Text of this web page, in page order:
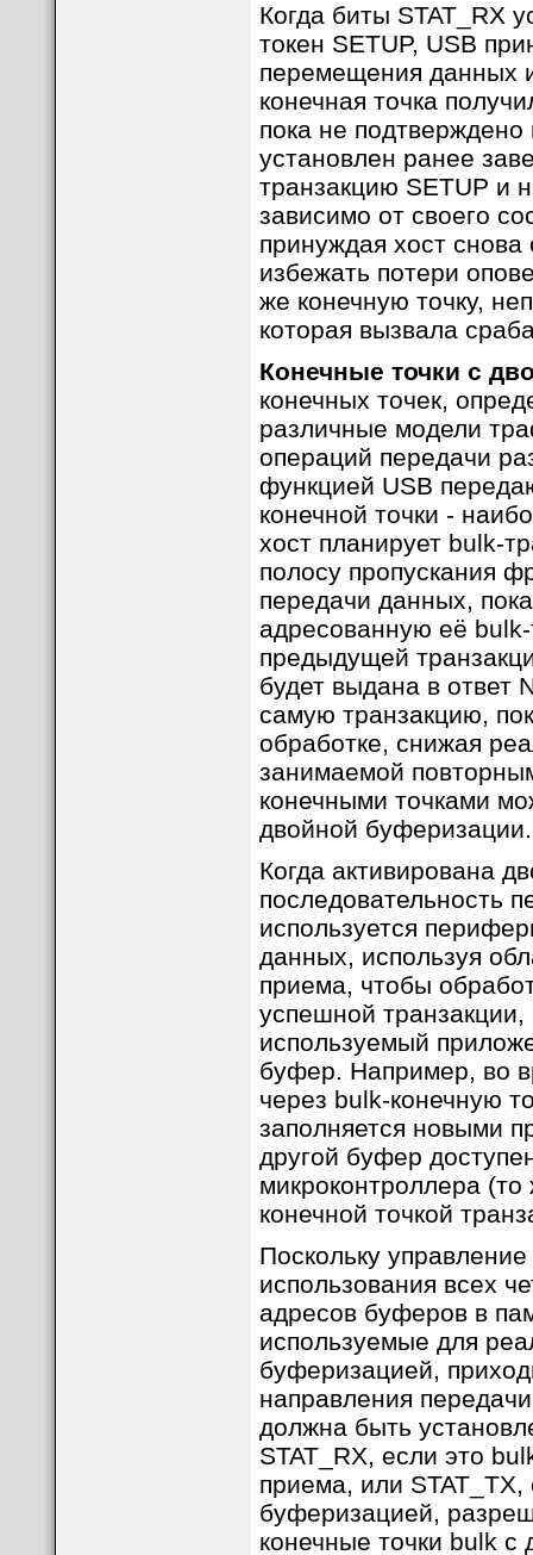
Когда биты STAT_RX
токен SETUP, USB
перемещения данных
конечная точка
пока не
установлен ранее
транзакцию SETUP и
зависимо от своего
принуждая хост снова
избежать потери
же конечную точку,
которая вызвала
Конечные точки с
конечных точек,
различные модели
операций передачи
функцией USB
конечной точки -
хост планирует bulk-
полосу пропускания
передачи данных,
адресованную её
предыдущей
будет выдана в ответ
самую транзакцию,
обработке, снижая
занимаемой
конечными точками
двойной буферизации.
Когда активирована
последовательность
используется
данных, используя
приема, чтобы
успешной
используемый
буфер. Например, во
через bulk-конечную
заполняется новыми
другой буфер
микроконтроллера
конечной точкой
Поскольку
использования всех
адресов буферов в
используемые для
буферизацией,
направления
должна быть
STAT_RX, если это
приема, или STAT_TX,
буферизацией,
конечные точки bulk